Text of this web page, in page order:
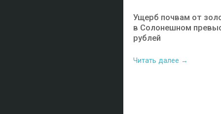
Ущерб почвам от
в Солонешном
рублей
Читать далее →